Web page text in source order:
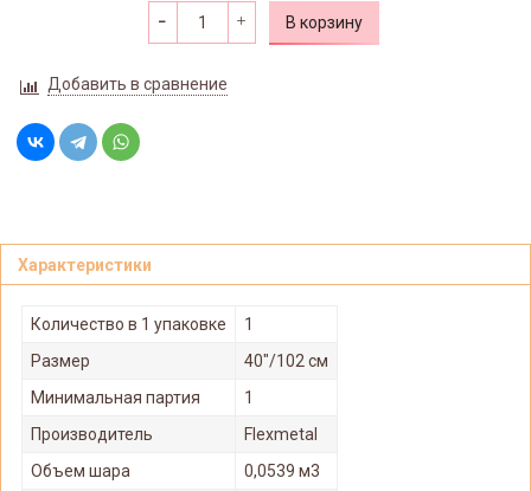
В корзину
Добавить в сравнение
Характеристики
Количество в 1 упаковке
1
Размер
40"/102 см
Минимальная партия
1
Производитель
Flexmetal
Объем шара
0,0539 м3